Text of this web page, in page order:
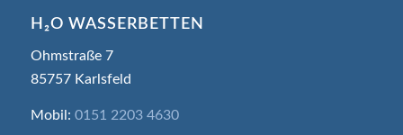
H₂O WASSERBETTEN
Ohmstraße 7
85757 Karlsfeld
Mobil: 0151 2203 4630